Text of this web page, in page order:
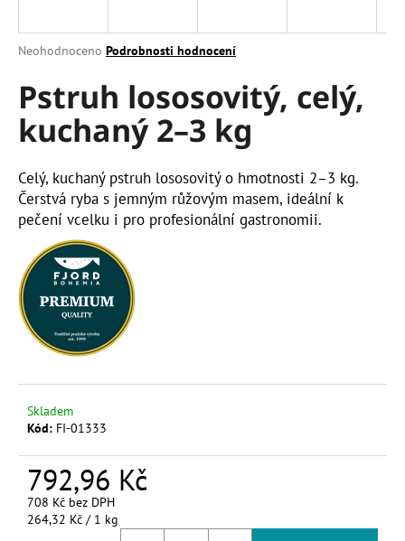
Průměrné
produktu
je
0,0
hvězdiček.
Neohodnoceno Podrobnosti hodnocení
Pstruh lososovitý, celý,
kuchaný 2–3 kg
Celý, kuchaný pstruh lososovitý o hmotnosti 2–3 kg.
Čerstvá ryba s jemným růžovým masem, ideální k
pečení vcelku i pro profesionální gastronomii.
Skladem
Kód: FI-01333
792,96 Kč
708 Kč bez DPH
Měrná
264,32 Kč / 1 kg
j
t
?
HLEDAT
D
o
p
u
u
m
e